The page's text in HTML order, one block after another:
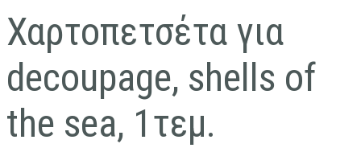
Χαρτοπετσέτα για
decoupage, shells of
the sea, 1τεμ.